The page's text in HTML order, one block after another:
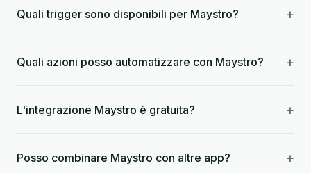
Quali trigger sono disponibili per Maystro? +
Quali azioni posso automatizzare con Maystro? +
L'integrazione Maystro è gratuita? +
Posso combinare Maystro con altre app? +